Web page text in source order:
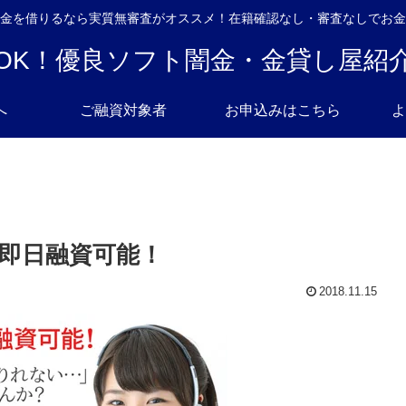
を借りるなら実質無審査がオススメ！在籍確認なし・審査なしでお
！優良ソフト闇金・金貸し屋紹
ご融資対象者 お申込みはこちら
日融資可能！
2018.11.15